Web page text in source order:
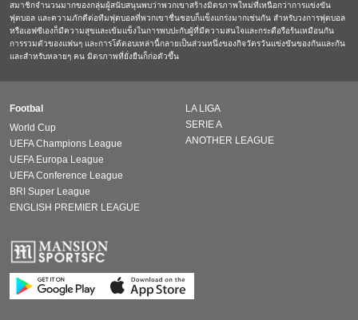
สมาชิกจำนวนมากของกลุ่มผู้สนับสนุนพบว่าพวกเขาสร้างมิตรภาพใหม่ที่เหนือกว่าการแข่งขัน
ฟุตบอล และความภักดีต่อทีมฟุตบอลที่พวกเขาชื่นชอบก็แข็งแกร่งมากเช่นกัน สำหรับวงการฟุตบอล
หรือเอฟซีเองก็มีความสุขและเข้มแข็งในการพบปะกับผู้ที่มีความสนใจและกระตือรือร้นเหมือนกัน
การรวมตัวของแฟนๆ และการโต้ตอบเหล่านี้กลายเป็นส่วนหนึ่งของกิจวัตรวันแข่งขันของกันและกัน
และสำหรับหลายๆ คน มิตรภาพที่ยั่งยืนก็ก่อตัวขึ้น
Footbal
World Cup
UEFA Champions League
UEFA Europa League
UEFA Conference League
BRI Super League
ENGLISH PREMIER LEAGUE
LA LIGA
SERIE A
ANOTHER LEAGUE